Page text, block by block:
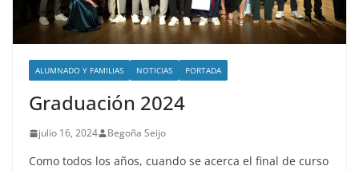
ALUMNADO Y FAMILIAS NOTICIAS PORTADA
Graduación 2024
julio 16, 2024 Begoña Seijo
Como todos los años, cuando se acerca el final de curso